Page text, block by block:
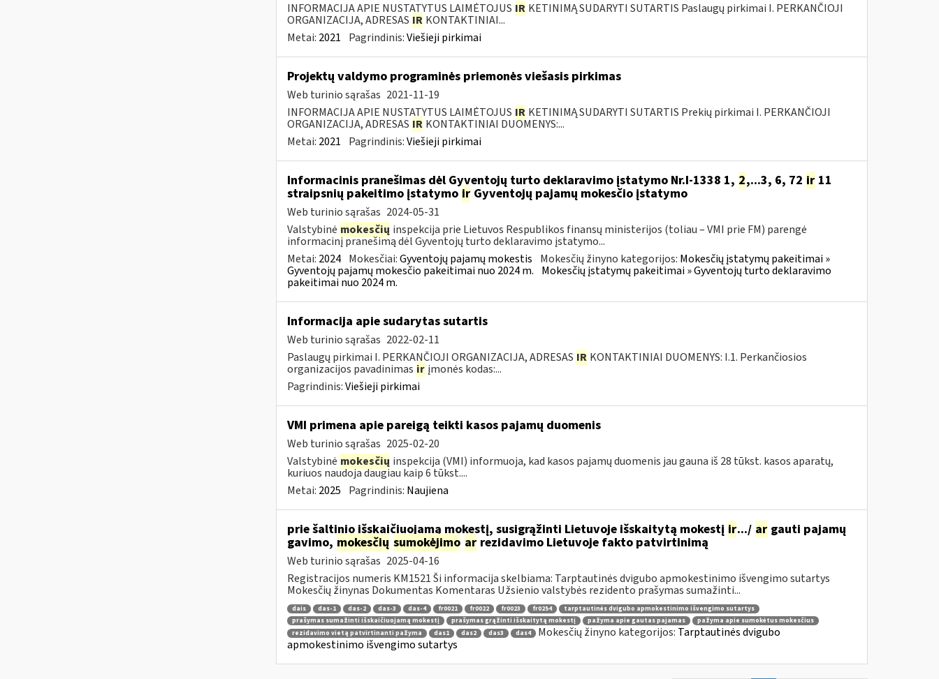
INFORMACIJA APIE NUSTATYTUS LAIMĖTOJUS IR KETINIMĄ SUDARYTI SUTARTIS Paslaugų pirkimai I. PERKANČIOJI
ORGANIZACIJA, ADRESAS IR KONTAKTINIAI...
Metai: 2021 Pagrindinis:Viešieji pirkimai
Projektų valdymo programinės priemonės viešasis pirkimas
Web turinio sąrašas 2021-11-19
INFORMACIJA APIE NUSTATYTUS LAIMĖTOJUS IR KETINIMĄ SUDARYTI SUTARTIS Prekių pirkimai I. PERKANČIOJI
ORGANIZACIJA, ADRESAS IR KONTAKTINIAI DUOMENYS:...
Metai: 2021 Pagrindinis:Viešieji pirkimai
Informacinis pranešimas dėl Gyventojų turto deklaravimo įstatymo Nr.I-1338 1, 2,...3, 6, 72 ir11
straipsnių pakeitimo įstatymo irGyventojų pajamų mokesčio įstatymo
Web turinio sąrašas 2024-05-31
Valstybinė mokesčių inspekcija prie Lietuvos Respublikos finansų ministerijos (toliau – VMI prie FM) parengė
informacinį pranešimą dėl Gyventojų turto deklaravimo įstatymo...
Metai: 2024 Mokesčiai:Gyventojų pajamų mokestis Mokesčių žinyno kategorijos: Mokesčių įstatymų pakeitimai »
Gyventojų pajamų mokesčio pakeitimai nuo 2024 m. Mokesčių įstatymų pakeitimai » Gyventojų turto deklaravimo
pakeitimai nuo 2024 m.
Informacija apie sudarytas sutartis
Web turinio sąrašas 2022-02-11
Paslaugų pirkimai I. PERKANČIOJI ORGANIZACIJA, ADRESAS IR KONTAKTINIAI DUOMENYS: I.1. Perkančiosios
organizacijos pavadinimas ir įmonės kodas:...
Pagrindinis:Viešieji pirkimai
VMI primena apie pareigą teikti kasos pajamų duomenis
Web turinio sąrašas 2025-02-20
Valstybinė mokesčių inspekcija (VMI) informuoja, kad kasos pajamų duomenis jau gauna iš 28 tūkst. kasos aparatų,
kuriuos naudoja daugiau kaip 6 tūkst....
Metai: 2025 Pagrindinis: Naujiena
prie šaltinio išskaičiuojamą mokestį, susigrąžinti Lietuvoje išskaitytą mokestį ir.../ argauti pajamų
gavimo, mokesčių sumokėjimo arrezidavimo Lietuvoje fakto patvirtinimą
Web turinio sąrašas 2025-04-16
Registracijos numeris KM1521 Ši informacija skelbiama: Tarptautinės dvigubo apmokestinimo išvengimo sutartys
Mokesčių žinynas Dokumentas Komentaras Užsienio valstybės rezidento prašymas sumažinti...
dais das-1 das-2 das-3 das-4 fr0021 fr0022 fr0023 fr0254
tarptautinės dvigubo apmokestinimo išvengimo sutartys
prašymas sumažinti išskaičiuojamą mokestį
prašymas grąžinti išskaitytą mokestį pažyma apie gautas pajamas
pažyma apie sumokėtus mokesčius
rezidavimo vietą patvirtinanti pažyma
das1 das2 das3 das4 Mokesčių žinyno kategorijos: Tarptautinės dvigubo
apmokestinimo išvengimo sutartys